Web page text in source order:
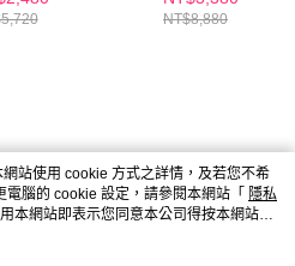
)+【m2美度】超
EX(3+3組)日酵
NT$8,880
站使用 cookie 方式之詳情，及若您不希
腦的 cookie 設定，請參閱本網站「 隱私
本網站即表示您同意本公司得按本網站使